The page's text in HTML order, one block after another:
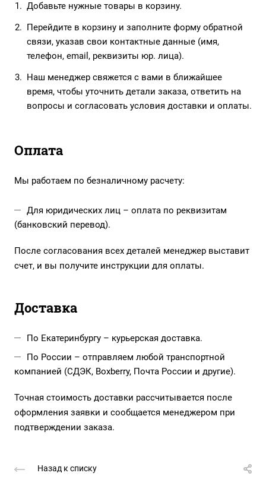
Добавьте нужные товары в корзину.
Перейдите в корзину и заполните форму обратной
связи, указав свои контактные данные (имя,
телефон, email, реквизиты юр. лица).
Наш менеджер свяжется с вами в ближайшее
время, чтобы уточнить детали заказа, ответить на
вопросы и согласовать условия доставки и оплаты.
Оплата
Мы работаем по безналичному расчету:
Для юридических лиц – оплата по реквизитам
(банковский перевод).
После согласования всех деталей менеджер выставит
счет, и вы получите инструкции для оплаты.
Доставка
По Екатеринбургу – курьерская доставка.
По России – отправляем любой транспортной
компанией (СДЭК, Boxberry, Почта России и другие).
Точная стоимость доставки рассчитывается после
оформления заявки и сообщается менеджером при
подтверждении заказа.
Назад к списку